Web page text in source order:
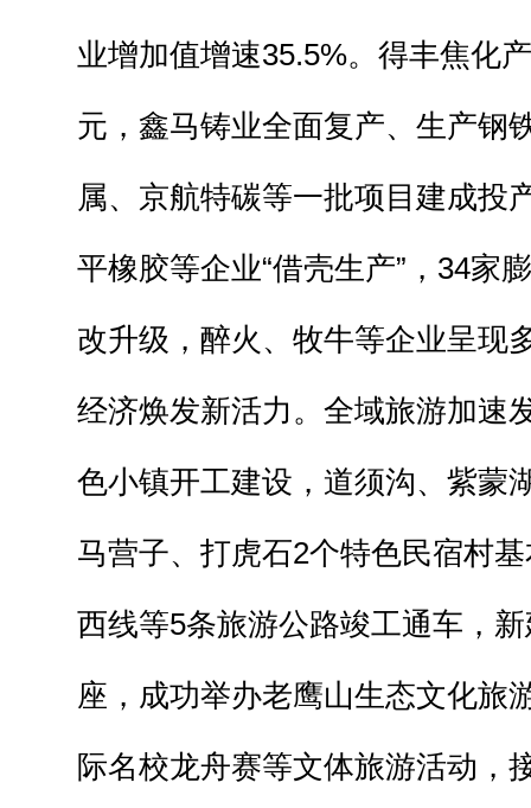
业增加值增速35.5%。得丰焦化
元，鑫马铸业全面复产、生产钢
属、京航特碳等一批项目建成投
平橡胶等企业“借壳生产”，34家
改升级，醉火、牧牛等企业呈现
经济焕发新活力。全域旅游加速
色小镇开工建设，道须沟、紫蒙
马营子、打虎石2个特色民宿村
西线等5条旅游公路竣工通车，
座，成功举办老鹰山生态文化旅
际名校龙舟赛等文体旅游活动，